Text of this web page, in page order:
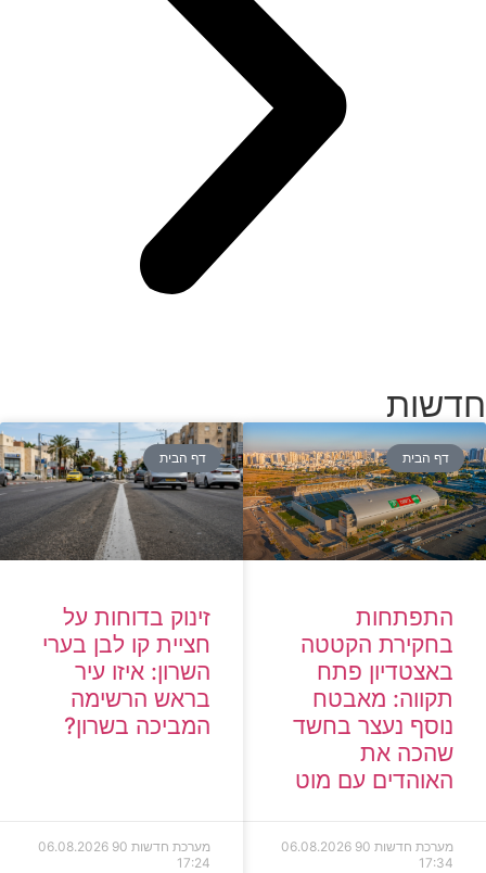
חדשות
דף הבית
התפתחות
בחקירת הקטטה
באצטדיון פתח
תקווה: מאבטח
נוסף נעצר בחשד
שהכה את
האוהדים עם מוט
מערכת חדשות 90
06.08.2026
17:34
דף הבית
זינוק בדוחות על
חציית קו לבן בערי
השרון: איזו עיר
בראש הרשימה
המביכה בשרון?
מערכת חדשות 90
06.08.2026
17:24